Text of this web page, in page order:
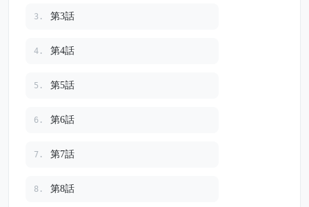
3. 第3話
4. 第4話
5. 第5話
6. 第6話
7. 第7話
8. 第8話